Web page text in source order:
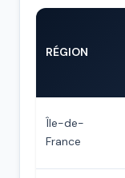
RÉGION
Île-de-
France